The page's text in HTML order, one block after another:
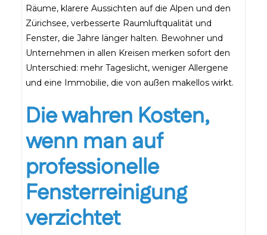
Räume, klarere Aussichten auf die Alpen und den
Zürichsee, verbesserte Raumluftqualität und
Fenster, die Jahre länger halten. Bewohner und
Unternehmen in allen Kreisen merken sofort den
Unterschied: mehr Tageslicht, weniger Allergene
und eine Immobilie, die von außen makellos wirkt.
Die wahren Kosten,
wenn man auf
professionelle
Fensterreinigung
verzichtet